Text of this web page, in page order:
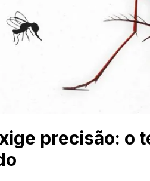
precisão: o